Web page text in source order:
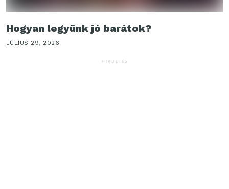
Hogyan legyünk jó barátok?
JÚLIUS 29, 2026
HIRDETÉS